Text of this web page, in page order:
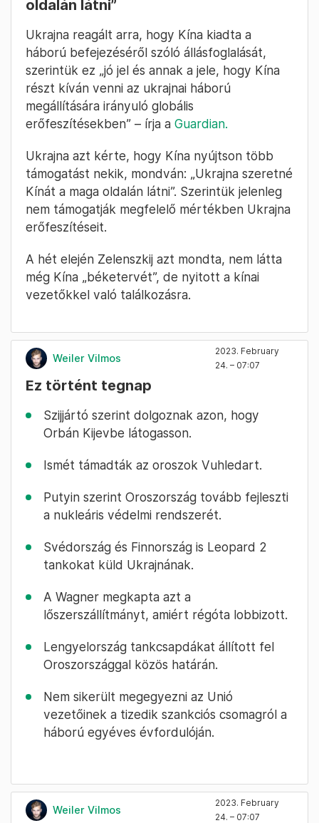
oldalán látni”
Ukrajna reagált arra, hogy Kína kiadta a
háború befejezéséről szóló állásfoglalását,
szerintük ez „jó jel és annak a jele, hogy Kína
részt kíván venni az ukrajnai háború
megállítására irányuló globális
erőfeszítésekben” – írja a Guardian.
Ukrajna azt kérte, hogy Kína nyújtson több
támogatást nekik, mondván: „Ukrajna szeretné
Kínát a maga oldalán látni”. Szerintük jelenleg
nem támogatják megfelelő mértékben Ukrajna
erőfeszítéseit.
A hét elején Zelenszkij azt mondta, nem látta
még Kína „béketervét”, de nyitott a kínai
vezetőkkel való találkozásra.
Weiler Vilmos
2023. February
24. – 07:07
Ez történt tegnap
Szijjártó szerint dolgoznak azon, hogy
Orbán Kijevbe látogasson.
Ismét támadták az oroszok Vuhledart.
Putyin szerint Oroszország tovább fejleszti
a nukleáris védelmi rendszerét.
Svédország és Finnország is Leopard 2
tankokat küld Ukrajnának.
A Wagner megkapta azt a
lőszerszállítmányt, amiért régóta lobbizott.
Lengyelország tankcsapdákat állított fel
Oroszországgal közös határán.
Nem sikerült megegyezni az Unió
vezetőinek a tizedik szankciós csomagról a
háború egyéves évfordulóján.
Weiler Vilmos
2023. February
24. – 07:07